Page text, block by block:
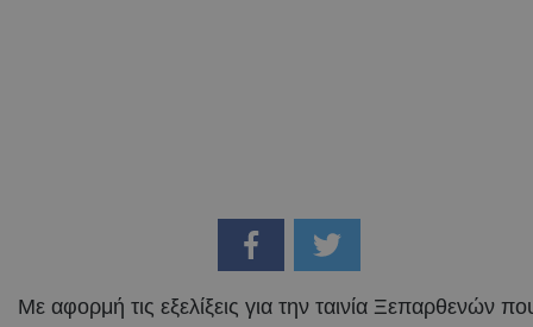
Με αφορμή τις εξελίξεις για την ταινία Ξεπαρθενών